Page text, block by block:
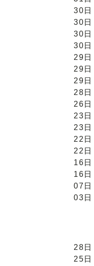
30日
30日
30日
30日
29日
29日
29日
28日
26日
23日
23日
22日
22日
16日
16日
07日
03日
28日
25日